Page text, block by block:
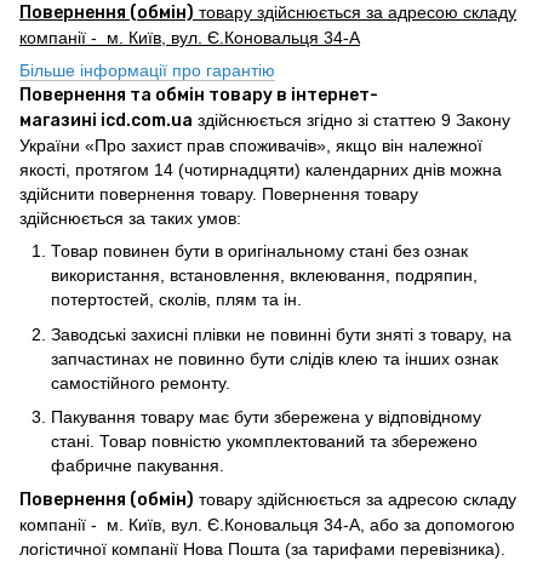
Повернення (обмін) товару здійснюється за адресою складу
компанії - м. Київ, вул. Є.Коновальця 34-А
Більше інформації про гарантію
Повернення та обмін товару в інтернет-
магазині icd.com.ua здійснюється згідно зі статтею 9 Закону
України «Про захист прав споживачів», якщо він належної
якості, протягом 14 (чотирнадцяти) календарних днів можна
здійснити повернення товару. Повернення товару
здійснюється за таких умов:
Товар повинен бути в оригінальному стані без ознак
використання, встановлення, вклеювання, подряпин,
потертостей, сколів, плям та ін.
Заводські захисні плівки не повинні бути зняті з товару, на
запчастинах не повинно бути слідів клею та інших ознак
самостійного ремонту.
Пакування товару має бути збережена у відповідному
стані. Товар повністю укомплектований та збережено
фабричне пакування.
Повернення (обмін) товару здійснюється за адресою складу
компанії - м. Київ, вул. Є.Коновальця 34-А, або за допомогою
логістичної компанії Нова Пошта (за тарифами перевізника).